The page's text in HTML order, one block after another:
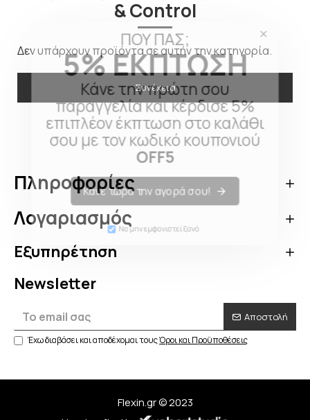
ΠΟΥ ΠΑΣ;
5% ΕΚΠΤΩΣΗ
Κάνε την πρώτη σου
παραγγελία και κέρδισε 5%
επιπλέον έκπτωση στο καλάθι
σου με τον κωδικό κουπονιού
OFF5
Κάνε τώρα την αγορά σου!
Να μην εμφανιστεί ξανά
& Control
Δεν υπάρχουν προϊόντα σε αυτήν την κατηγορία.
Συνέχεια
Πληροφορίες
Λογαριασμός
Εξυπηρέτηση
Newsletter
Αποστολή
Έχω διαβάσει και αποδέχομαι τουςΌροι και Προϋποθέσεις
Flexin.gr © 2023